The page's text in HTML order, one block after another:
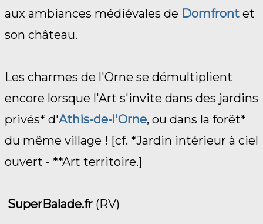
aux ambiances médiévales de Domfront et
son château.
Les charmes de l'Orne se démultiplient
encore lorsque l'Art s'invite dans des jardins
privés* d'Athis-de-l'Orne, ou dans la forêt*
du même village ! [cf. *Jardin intérieur à ciel
ouvert - **Art territoire.]
SuperBalade.fr (RV)